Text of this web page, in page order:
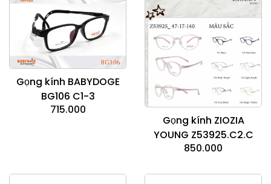
Gọng kính BABYDOGE
BG106 C1-3
715.000
Gọng kính ZIOZIA
YOUNG Z53925.C2.C
850.000